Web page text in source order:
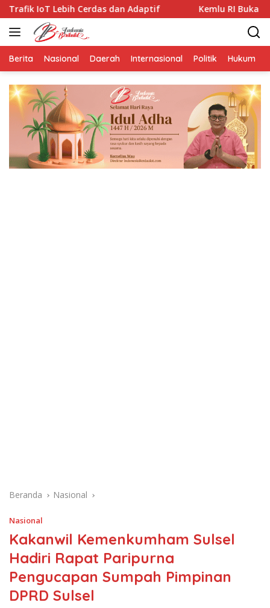
Langsung
ke
konten
dan Adaptif Kemlu RI Buka BSBI 2026, Peserta
Berita Nasional Daerah Internasional Politik Hukum
Beranda Nasional
Nasional
Kakanwil Kemenkumham Sulsel
Hadiri Rapat Paripurna
Pengucapan Sumpah Pimpinan
DPRD Sulsel